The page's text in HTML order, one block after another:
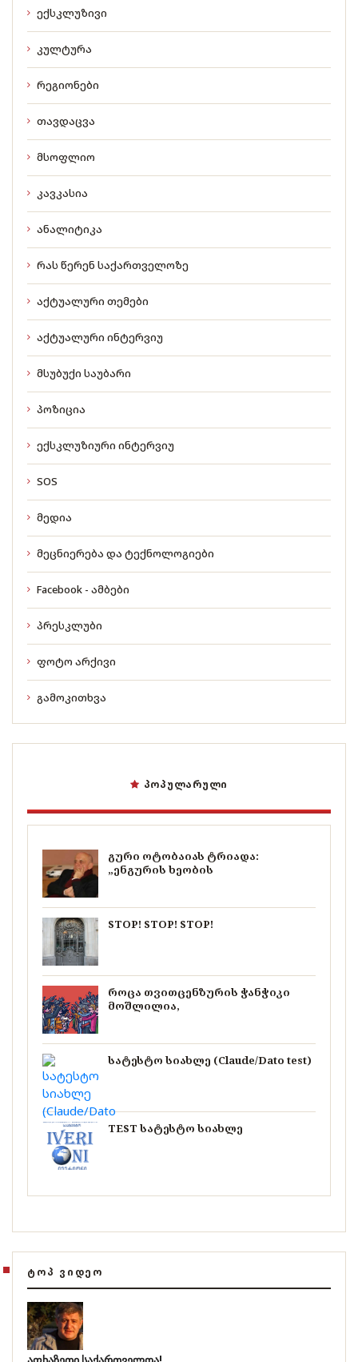
ექსკლუზივი
კულტურა
რეგიონები
თავდაცვა
მსოფლიო
კავკასია
ანალიტიკა
რას წერენ საქართველოზე
აქტუალური თემები
აქტუალური ინტერვიუ
მსუბუქი საუბარი
პოზიცია
ექსკლუზიური ინტერვიუ
SOS
მედია
მეცნიერება და ტექნოლოგიები
Facebook - ამბები
პრესკლუბი
ფოტო არქივი
გამოკითხვა
ᲞᲝᲞᲣᲚᲐᲠᲣᲚᲘ
გური ოტობაიას ტრიადა:
„ენგურის ხეობის
STOP! STOP! STOP!
როცა თვითცენზურის ჭანჭიკი
მოშლილია,
სატესტო სიახლე (Claude/Dato test)
TEST სატესტო სიახლე
ᲢᲝᲞ ᲕᲘᲓᲔᲝ